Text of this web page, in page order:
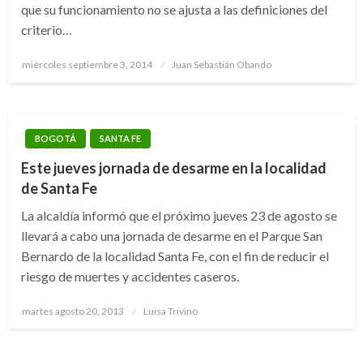
que su funcionamiento no se ajusta a las definiciones del
criterio…
Publicado
miércoles septiembre 3, 2014 Juan Sebastián Obando
BOGOTÁ SANTA FE
Este jueves jornada de desarme en la localidad
de Santa Fe
La alcaldía informó que el próximo jueves 23 de agosto se
llevará a cabo una jornada de desarme en el Parque San
Bernardo de la localidad Santa Fe, con el fin de reducir el
riesgo de muertes y accidentes caseros.
Publicado
martes agosto 20, 2013 Luisa Trivino
ANTONIO NARIÑO BARRIOS UNIDOS BOGOTÁ
BOSA
CHAPINERO
CIUDAD BOLÍVAR ENGATIVÁ
KENNEDY
LA CANDELARIA
LOS MÁRTIRES
PUENTE ARANDA
SUMAPAZ
TEUSAQUILLO TUNJUELITO